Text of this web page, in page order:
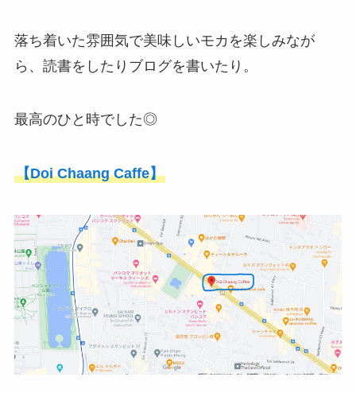
落ち着いた雰囲気で美味しいモカを楽しみなが
ら、読書をしたりブログを書いたり。
最高のひと時でした◎
【Doi Chaang Caffe】